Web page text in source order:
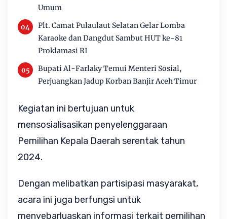
Umum
Plt. Camat Pulaulaut Selatan Gelar Lomba
Karaoke dan Dangdut Sambut HUT ke-81
Proklamasi RI
Bupati Al-Farlaky Temui Menteri Sosial,
Perjuangkan Jadup Korban Banjir Aceh Timur
Kegiatan ini bertujuan untuk
mensosialisasikan penyelenggaraan
Pemilihan Kepala Daerah serentak tahun
2024.
Dengan melibatkan partisipasi masyarakat,
acara ini juga berfungsi untuk
menyebarluaskan informasi terkait pemilihan